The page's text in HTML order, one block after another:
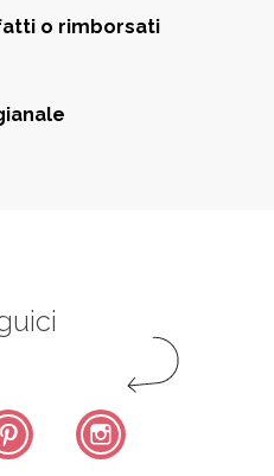
o rimborsati
Pinterest